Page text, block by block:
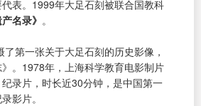
表。1999年大足石刻被联合国教科
名录》 。
第一张关于大足石刻的历史影像，
。1978年，上海科学教育电影制片
录片，时长近30分钟，是中国第一
影片。